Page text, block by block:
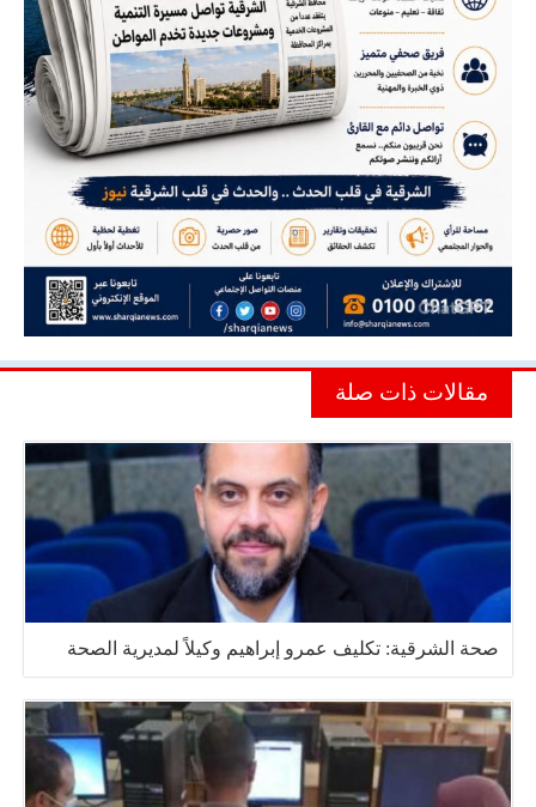
مقالات ذات صلة
صحة الشرقية: تكليف عمرو إبراهيم وكيلاً لمديرية الصحة